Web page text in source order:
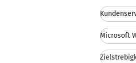
Microsoft